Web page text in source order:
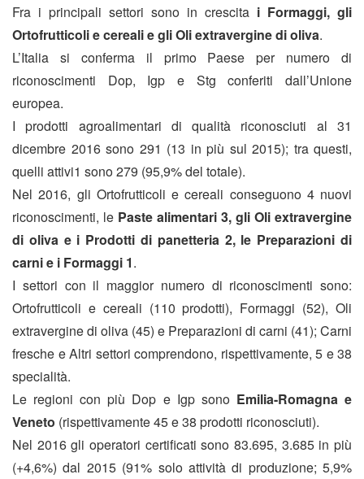
Fra i principali settori sono in crescita i Formaggi, gli
Ortofrutticoli e cereali e gli Oli extravergine di oliva.
L’Italia si conferma il primo Paese per numero di
riconoscimenti Dop, Igp e Stg conferiti dall’Unione
europea.
I prodotti agroalimentari di qualità riconosciuti al 31
dicembre 2016 sono 291 (13 in più sul 2015); tra questi,
quelli attivi1 sono 279 (95,9% del totale).
Nel 2016, gli Ortofrutticoli e cereali conseguono 4 nuovi
riconoscimenti, le Paste alimentari 3, gli Oli extravergine
di oliva e i Prodotti di panetteria 2, le Preparazioni di
carni e i Formaggi 1.
I settori con il maggior numero di riconoscimenti sono:
Ortofrutticoli e cereali (110 prodotti), Formaggi (52), Oli
extravergine di oliva (45) e Preparazioni di carni (41); Carni
fresche e Altri settori comprendono, rispettivamente, 5 e 38
specialità.
Le regioni con più Dop e Igp sono Emilia-Romagna e
Veneto (rispettivamente 45 e 38 prodotti riconosciuti).
Nel 2016 gli operatori certificati sono 83.695, 3.685 in più
(+4,6%) dal 2015 (91% solo attività di produzione; 5,9%